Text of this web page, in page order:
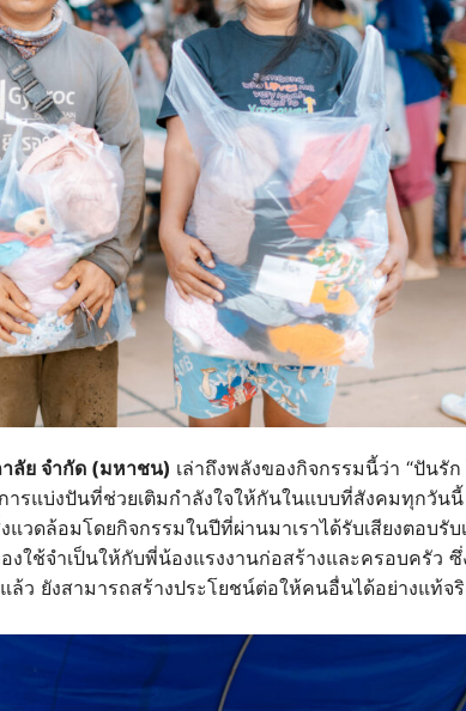
ลัย จำกัด (มหาชน) เล่าถึงพลังของกิจกรรมนี้ว่า “ปันรัก
รแบ่งปันที่ช่วยเติมกำลังใจให้กันในแบบที่สังคมทุกวันนี้
วดล้อมโดยกิจกรรมในปีที่ผ่านมาเราได้รับเสียงตอบรับ
ใช้จำเป็นให้กับพี่น้องแรงงานก่อสร้างและครอบครัว ซึ่
ว ยังสามารถสร้างประโยชน์ต่อให้คนอื่นได้อย่างแท้จริ